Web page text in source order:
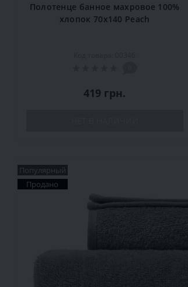
Полотенце банное махровое 100%
хлопок 70x140 Peach
419 грн.
Популярный
Продано